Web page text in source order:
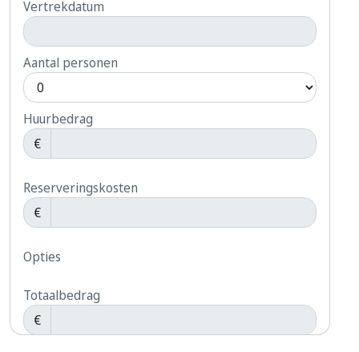
Vertrekdatum
Aantal personen
Huurbedrag
€
Reserveringskosten
€
Opties
Totaalbedrag
€